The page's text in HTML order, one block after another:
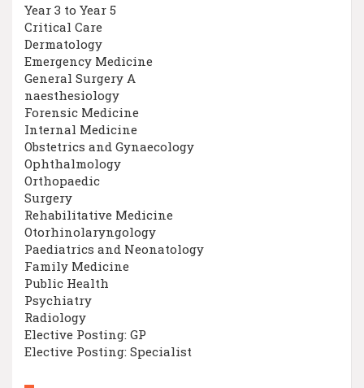
Year 3 to Year 5
Critical Care
Dermatology
Emergency Medicine
General Surgery A
naesthesiology
Forensic Medicine
Internal Medicine
Obstetrics and Gynaecology
Ophthalmology
Orthopaedic
Surgery
Rehabilitative Medicine
Otorhinolaryngology
Paediatrics and Neonatology
Family Medicine
Public Health
Psychiatry
Radiology
Elective Posting: GP
Elective Posting: Specialist